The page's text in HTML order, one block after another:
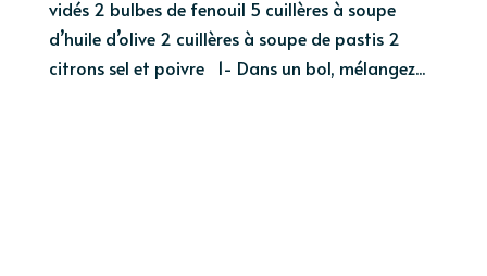
vidés 2 bulbes de fenouil 5 cuillères à soupe
d’huile d’olive 2 cuillères à soupe de pastis 2
citrons sel et poivre 1- Dans un bol, mélangez...